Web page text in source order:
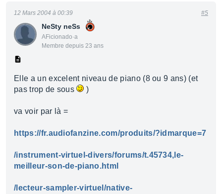
NeSty neSs
AFicionado·a
Membre depuis 23 ans
12 Mars 2004 à 00:39 #5
Elle a un excelent niveau de piano (8 ou 9 ans) (et
pas trop de sous
)
va voir par là =
https://fr.audiofanzine.com/produits/?idmarque=7
/instrument-virtuel-divers/forums/t.45734,le-
meilleur-son-de-piano.html
/lecteur-sampler-virtuel/native-